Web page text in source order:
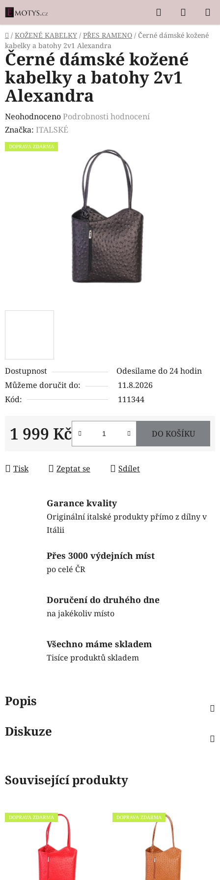
Přejít
na
obsah
Hledat
KOŠÍK
Domů
/ KOŽENÉ KABELKY / PŘES RAMENO / Černé dámské kožené
kabelky a batohy 2v1 Alexandra
Dostupnost
Odesilame do 24 hodin
Můžeme doručit do:
11.8.2026
Kód:
111344
1 999 Kč DO KOŠÍKU
Tisk Zeptat se Sdílet
Černé dámské kožené
kabelky a batohy 2v1
Alexandra
Průměrné
hodnocení
produktu
NeohodnocenoPodrobnosti hodnocení
Značka: ITALSKÉ
DOPRAVA ZDARMA
Garance kvality
Originální italské produkty přímo z dílny v
Itálii
Přes 3000 výdejních míst
po celé ČR
Doručení do druhého dne
na jakékoliv místo
Všechno máme skladem
Tisíce produktů skladem
Popis
Diskuze
Související produkty
DOPRAVA ZDARMA DOPRAVA ZDARMA